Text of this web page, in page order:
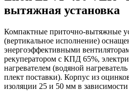
вытяжная установка
Компактные приточно-вытяжные
(вертикальное исполнение)
энергоэффективными
рекуператором с КПД 65%,
нагревателем (водяной
плект поставки). Корпус из
изоляции 25 и 50 мм в